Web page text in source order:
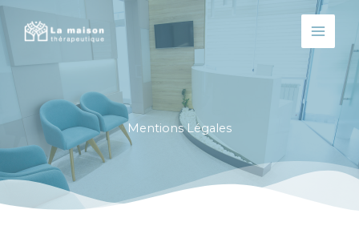
Aller
Mentions Légales